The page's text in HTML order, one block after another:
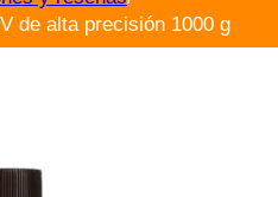
de alta precisión 1000 g